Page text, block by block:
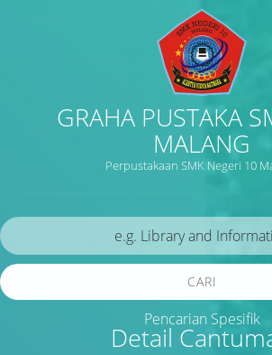
GRAHA PUSTAKA
MALANG
Perpustakaan SMK Negeri 10
Detail
CARI
Pencarian Spesifik